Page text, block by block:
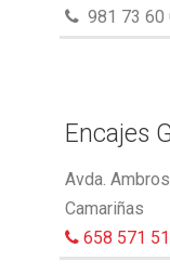
981 73 60
Encajes
Avda.
Camariñas
658 571